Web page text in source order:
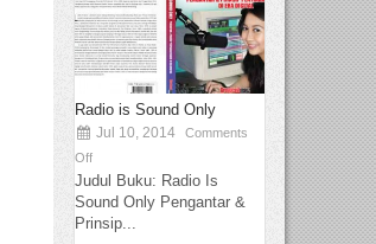
Radio is Sound Only
Jul 10, 2014
Comments
Off
Judul Buku: Radio Is
Sound Only Pengantar &
Prinsip...